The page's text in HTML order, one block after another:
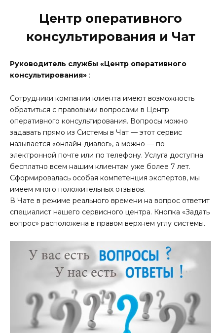
Центр оперативного
консультирования и Чат
Руководитель службы «Центр оперативного
консультирования» :
Сотрудники компании клиента имеют возможность
обратиться с правовыми вопросами в Центр
оперативного консультирования. Вопросы можно
задавать прямо из Системы в Чат — этот сервис
называется «онлайн-диалог», а можно — по
электронной почте или по телефону. Услуга доступна
бесплатно всем нашим клиентам уже более 7 лет.
Сформировалась особая компетенция экспертов, мы
имеем много положительных отзывов.
В Чате в режиме реального времени на вопрос ответит
специалист нашего сервисного центра. Кнопка «Задать
вопрос» расположена в правом верхнем углу системы.